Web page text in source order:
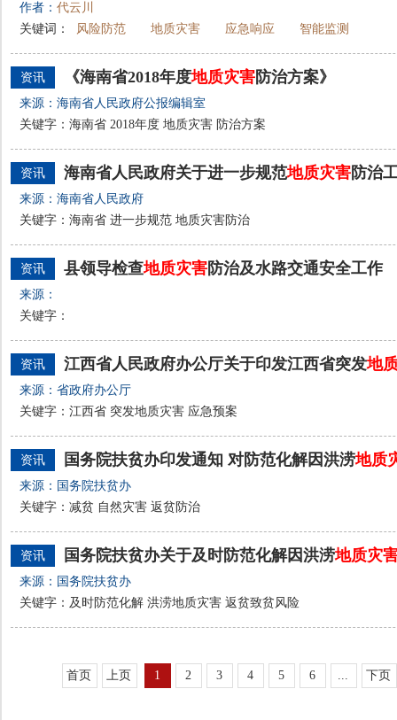
作者： 代云川
关键词：
风险防范 地质灾害 应急响应 智能监测
资讯 《海南省2018年度地质灾害防治方案》
来源：海南省人民政府公报编辑室
关键字：海南省 2018年度 地质灾害 防治方案
资讯 海南省人民政府关于进一步规范地质灾害防治
来源：海南省人民政府
关键字：海南省 进一步规范 地质灾害防治
资讯 县领导检查地质灾害防治及水路交通安全工作
来源：
关键字：
资讯 江西省人民政府办公厅关于印发江西省突发地
来源：省政府办公厅
关键字：江西省 突发地质灾害 应急预案
资讯 国务院扶贫办印发通知 对防范化解因洪涝地质
来源：国务院扶贫办
关键字：减贫 自然灾害 返贫防治
资讯 国务院扶贫办关于及时防范化解因洪涝地质灾
来源：国务院扶贫办
关键字：及时防范化解 洪涝地质灾害 返贫致贫风险
首页 上页 1 2 3 4 5 6 ... 下页